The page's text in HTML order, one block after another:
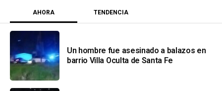
AHORA TENDENCIA
Un hombre fue asesinado a balazos en
barrio Villa Oculta de Santa Fe